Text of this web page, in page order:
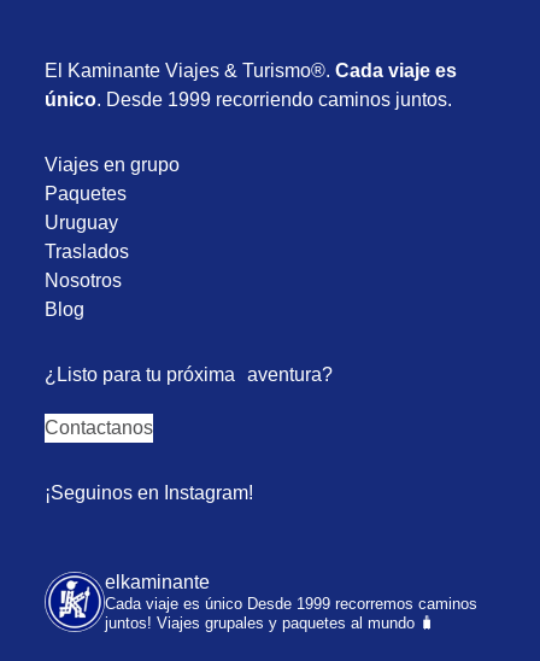
El Kaminante Viajes & Turismo®.Cada viaje es
único. Desde 1999 recorriendo caminos juntos.
Viajes en grupo
Paquetes
Uruguay
Traslados
Nosotros
Blog
¿Listo para tu próxima aventura?
Contactanos
¡Seguinos en Instagram!
elkaminante
Cada viaje es único Desde 1999 recorremos caminos
juntos! Viajes grupales y paquetes al mundo 🧳